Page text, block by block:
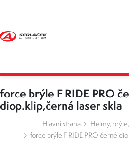
force brýle F RIDE PRO
diop.klip,černá laser skla
Hlavní strana Helmy,
force brýle F RIDE PRO černé